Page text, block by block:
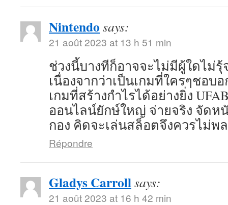
Nintendo says:
21 août 2023 at 13 h 51 min
ช่วงนี้บางทีก็อาจจะไม่มีผู้ใดไม่
เนื่องจากว่าเป็นเกมที่ใครๆชอบ
เกมที่สร้างกำไรได้อย่างยิ่ง
ออนไลน์ยักษ์ใหญ่ จ่ายจริง จัดห
กอง คิดจะเล่นสล็อตจึงควรไม่พ
Répondre
Gladys Carrollsays:
21 août 2023 at 16 h 42 min